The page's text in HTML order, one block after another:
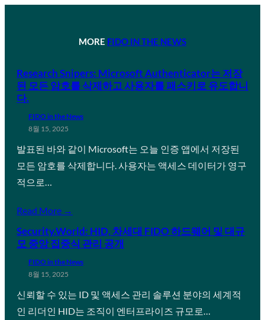
MORE FIDO IN THE NEWS
Research Snipers: Microsoft Authenticator는 저장
된 모든 암호를 삭제하고 사용자를 패스키로 유도합니
다.
FIDO in the News
8월 15, 2025
발표된 바와 같이 Microsoft는 오늘 인증 앱에서 저장된
모든 암호를 삭제합니다. 사용자는 액세스 데이터가 영구
적으로…
Read More →
Security.World: HID, 차세대 FIDO 하드웨어 및 대규
모 중앙 집중식 관리 공개
FIDO in the News
8월 15, 2025
신뢰할 수 있는 ID 및 액세스 관리 솔루션 분야의 세계적
인 리더인 HID는 조직이 엔터프라이즈 규모로…